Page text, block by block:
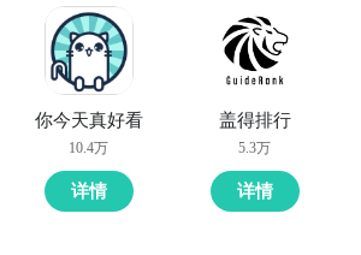
你今天真好看
10.4万
详情
盖得排行
5.3万
详情